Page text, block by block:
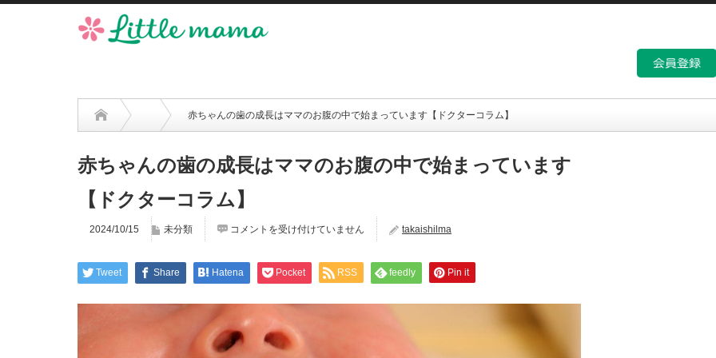
赤ちゃんの歯の成長はママのお腹の中で始まっています【ドクターコラム】
赤ちゃんの歯の成長はママのお腹の中で始まっています
【ドクターコラム】
2024/10/15 未分類 コメントを受け付けていません takaishilma
Tweet Share Hatena Pocket RSS feedly Pin it